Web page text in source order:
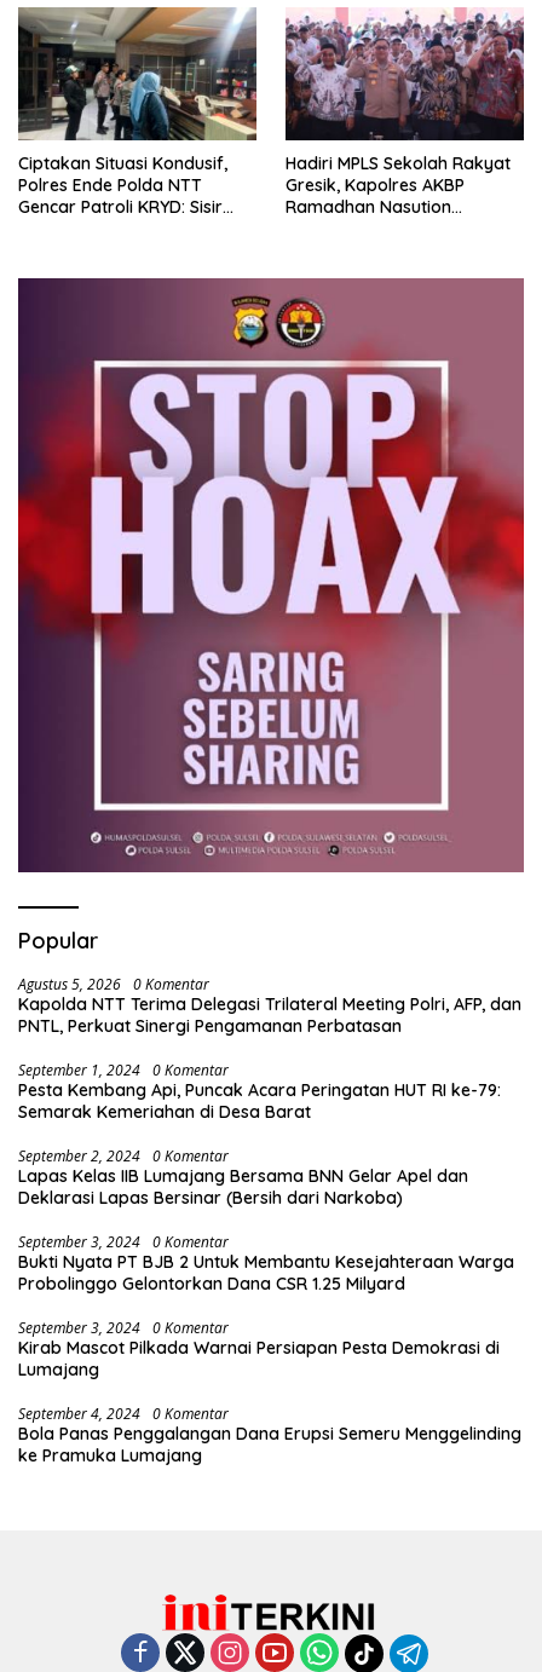
Peningkatan Kemampuan
Kamtibmas
Ciptakan Situasi Kondusif,
Polres Ende Polda NTT
Gencar Patroli KRYD: Sisir
Hadiri MPLS Sekolah Rakyat
Gresik, Kapolres AKBP
Ramadhan Nasution
Popular
Agustus 5, 2026 0 Komentar
Kapolda NTT Terima Delegasi Trilateral Meeting Polri, AFP, dan
PNTL, Perkuat Sinergi Pengamanan Perbatasan
September 1, 2024 0 Komentar
Pesta Kembang Api, Puncak Acara Peringatan HUT RI ke-79:
Semarak Kemeriahan di Desa Barat
September 2, 2024 0 Komentar
Lapas Kelas IIB Lumajang Bersama BNN Gelar Apel dan
Deklarasi Lapas Bersinar (Bersih dari Narkoba)
September 3, 2024 0 Komentar
Bukti Nyata PT BJB 2 Untuk Membantu Kesejahteraan Warga
Probolinggo Gelontorkan Dana CSR 1.25 Milyard
September 3, 2024 0 Komentar
Kirab Mascot Pilkada Warnai Persiapan Pesta Demokrasi di
Lumajang
September 4, 2024 0 Komentar
Bola Panas Penggalangan Dana Erupsi Semeru Menggelinding
ke Pramuka Lumajang